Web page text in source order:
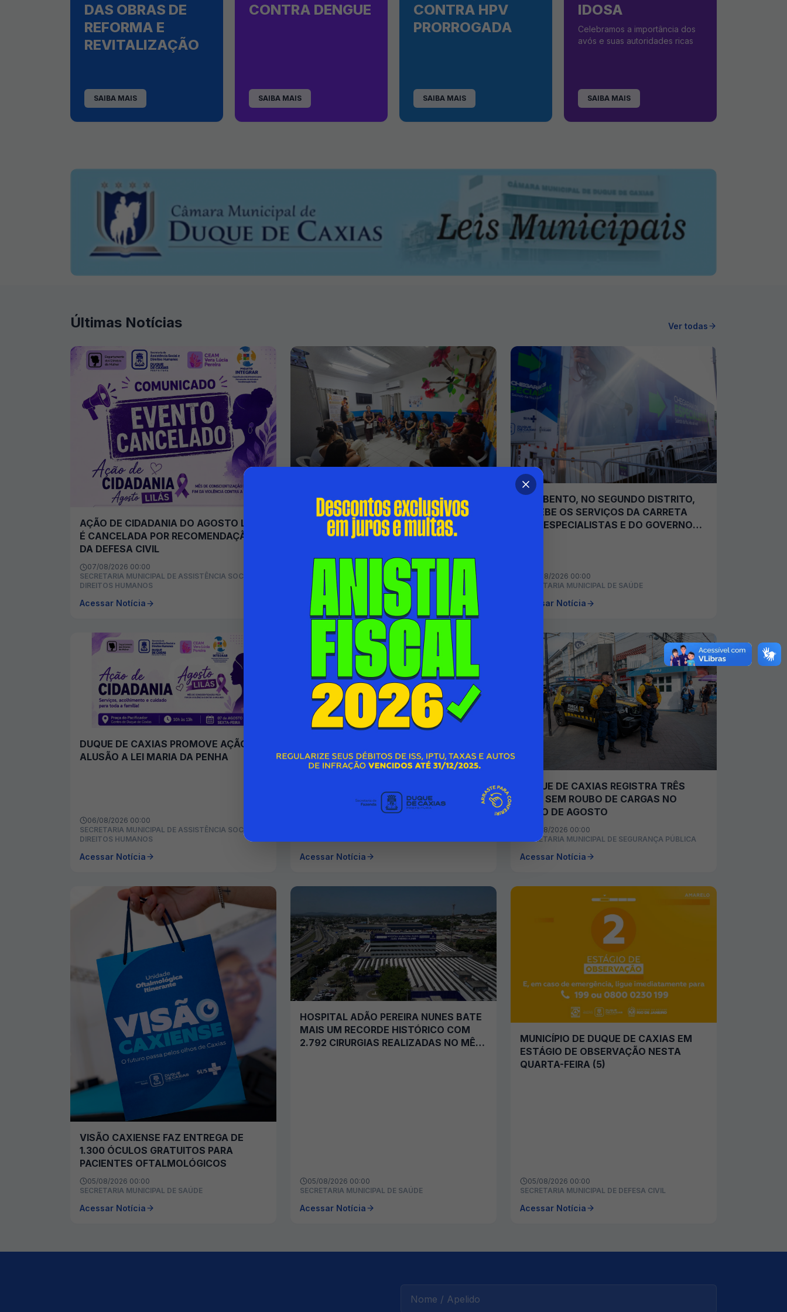
DAS OBRAS DE
REFORMA E
REVITALIZAÇÃO
SAIBA MAIS
CONTRA DENGUE
SAIBA MAIS
CONTRA HPV
PRORROGADA
SAIBA MAIS
IDOSA
Celebramos a importância dos
avós e suas autoridades ricas
SAIBA MAIS
Últimas Notícias Ver todas
AÇÃO DE CIDADANIA DO AGOSTO LILÁS
É CANCELADA POR RECOMENDAÇÃO
DA DEFESA CIVIL
07/08/2026 00:00
SECRETARIA MUNICIPAL DE ASSISTÊNCIA SOCIAL E
DIREITOS HUMANOS
Acessar Notícia
PREFEITURA DE DUQUE DE CAXIAS
PROMOVE AÇÕES DE INCENTIVO AO
ALEITAMENTO MATERNO NO AGOSTO
DOURADO
06/08/2026 00:00
SECRETARIA MUNICIPAL DE ASSISTÊNCIA SOCIAL E
DIREITOS HUMANOS
Acessar Notícia
SÃO BENTO, NO SEGUNDO DISTRITO,
RECEBE OS SERVIÇOS DA CARRETA
DOS ESPECIALISTAS E DO GOVERNO
06/08/2026 00:00
SECRETARIA MUNICIPAL DE SAÚDE
Acessar Notícia
DUQUE DE CAXIAS PROMOVE AÇÃO EM
ALUSÃO A LEI MARIA DA PENHA
06/08/2026 00:00
SECRETARIA MUNICIPAL DE ASSISTÊNCIA SOCIAL E
DIREITOS HUMANOS
Acessar Notícia
DEFESA CIVIL ALERTA PARA CALOR
INTENSO E MUDANÇA BRUSCA NO
Acessar Notícia
DUQUE DE CAXIAS REGISTRA TRÊS
DIAS SEM ROUBO DE CARGAS NO
INÍCIO DE AGOSTO
05/08/2026 00:00
SECRETARIA MUNICIPAL DE SEGURANÇA PÚBLICA
Acessar Notícia
VISÃO CAXIENSE FAZ ENTREGA DE
1.300 ÓCULOS GRATUITOS PARA
PACIENTES OFTALMOLÓGICOS
05/08/2026 00:00
SECRETARIA MUNICIPAL DE SAÚDE
Acessar Notícia
HOSPITAL ADÃO PEREIRA NUNES BATE
MAIS UM RECORDE HISTÓRICO COM
2.792 CIRURGIAS REALIZADAS NO MÊS
05/08/2026 00:00
SECRETARIA MUNICIPAL DE SAÚDE
Acessar Notícia
MUNICÍPIO DE DUQUE DE CAXIAS EM
ESTÁGIO DE OBSERVAÇÃO NESTA
QUARTA-FEIRA (5)
05/08/2026 00:00
SECRETARIA MUNICIPAL DE DEFESA CIVIL
Acessar Notícia